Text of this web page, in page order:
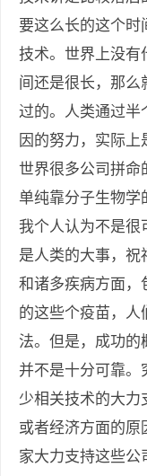
要这么长的这个时
技术。世界上没有
间还是很长，那么
过的。人类通过半
因的努力，实际
世界很多公司拼命
单纯靠分子生物学
我个人认为不是很
是人类的大事，祝
和诸多疾病方面，
的这些个疫苗，
法。但是，成功的
并不是十分可靠。
少相关技术的大力
或者经济方面的原
家大力支持这些公